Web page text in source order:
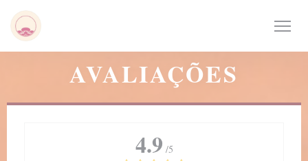
AVALIAÇÕES
4.9 /5